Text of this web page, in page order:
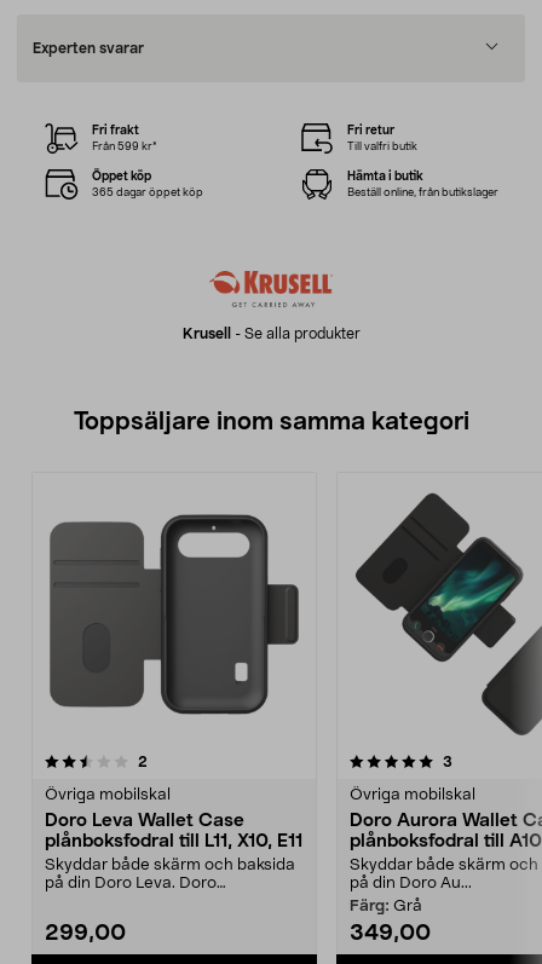
Experten svarar
Krusell - Se alla produkter
Fri frakt
Från 599 kr*
Fri retur
Till valfri butik
Öppet köp
365 dagar öppet köp
Hämta i butik
Beställ online, från butikslager
Toppsäljare inom samma kategori
2
Övriga mobilskal
Doro Leva Wallet Case
plånboksfodral till L11, X10, E11
Skyddar både skärm och baksida
på din Doro Leva. Doro
299,00
5.0 av 5 stjärnor 3
Övriga mobilskal
Doro Aurora Wallet
plånboksfodral till A10
Skyddar både skärm och
på din Doro Au...
Färg: Grå
349,00
5.0 av 5 stjärnor